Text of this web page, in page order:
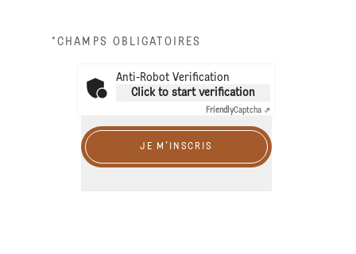
*CHAMPS OBLIGATOIRES
Anti-Robot Verification
Click to start verification
FriendlyCaptcha ⇗
JE M'INSCRIS